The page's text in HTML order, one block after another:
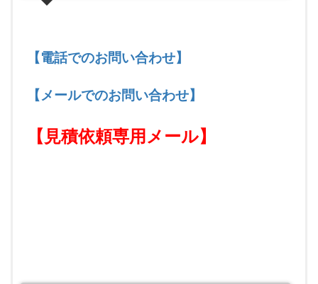
【電話でのお問い合わせ】
【メールでのお問い合わせ】
【見積依頼専用メール】